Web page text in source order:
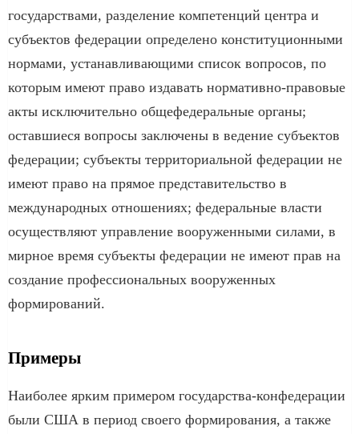
государствами, разделение компетенций центра и
субъектов федерации определено конституционными
нормами, устанавливающими список вопросов, по
которым имеют право издавать нормативно-правовые
акты исключительно общефедеральные органы;
оставшиеся вопросы заключены в ведение субъектов
федерации; субъекты территориальной федерации не
имеют право на прямое представительство в
международных отношениях; федеральные власти
осуществляют управление вооруженными силами, в
мирное время субъекты федерации не имеют прав на
создание профессиональных вооруженных
формирований.
Примеры
Наиболее ярким примером государства-конфедерации
были США в период своего формирования, а также